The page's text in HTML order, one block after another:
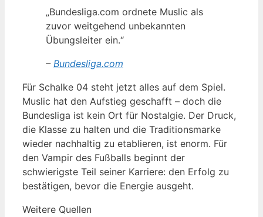
„Bundesliga.com ordnete Muslic als
zuvor weitgehend unbekannten
Übungsleiter ein.“
– Bundesliga.com
Für Schalke 04 steht jetzt alles auf dem Spiel.
Muslic hat den Aufstieg geschafft – doch die
Bundesliga ist kein Ort für Nostalgie. Der Druck,
die Klasse zu halten und die Traditionsmarke
wieder nachhaltig zu etablieren, ist enorm. Für
den Vampir des Fußballs beginnt der
schwierigste Teil seiner Karriere: den Erfolg zu
bestätigen, bevor die Energie ausgeht.
Weitere Quellen